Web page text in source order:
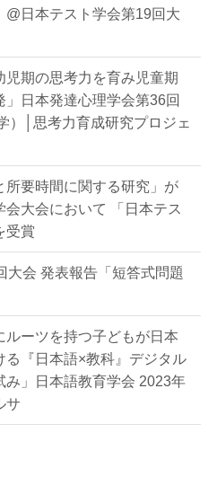
@日本テスト学会第19回大
児期の思考力を育み児童期
日本発達心理学会第36回
）│思考力育成研究プロジェ
所要時間に関する研究」が
大会において 「日本テス
受賞
大会 発表報告「短答式問題
ルーツを持つ子どもが日本
る『日本語×教科』デジタル
み」日本語教育学会 2023年
サ